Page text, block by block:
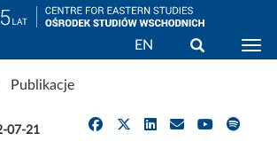
EN Wyszukaj
Publikacje
07-21